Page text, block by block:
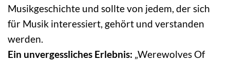
Musikgeschichte und sollte von jedem, der sich
für Musik interessiert, gehört und verstanden
werden.
Ein unvergessliches Erlebnis: „Werewolves Of